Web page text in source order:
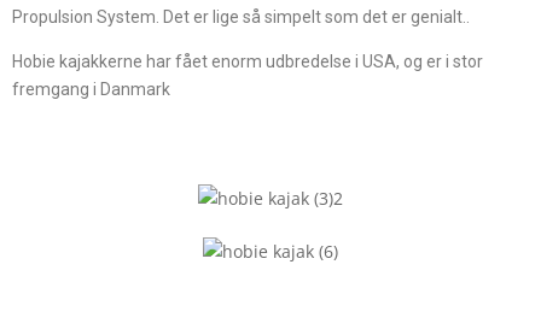
Propulsion System. Det er lige så simpelt som det er genialt..
Hobie kajakkerne har fået enorm udbredelse i USA, og er i stor
fremgang i Danmark